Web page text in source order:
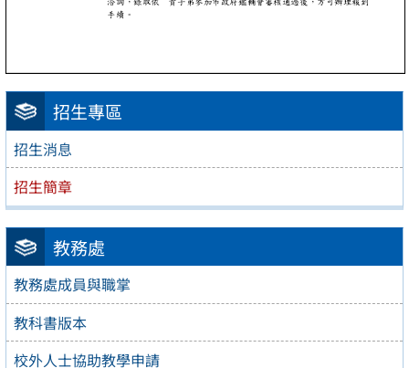
招生專區
招生消息
招生簡章
教務處
教務處成員與職掌
教科書版本
校外人士協助教學申請